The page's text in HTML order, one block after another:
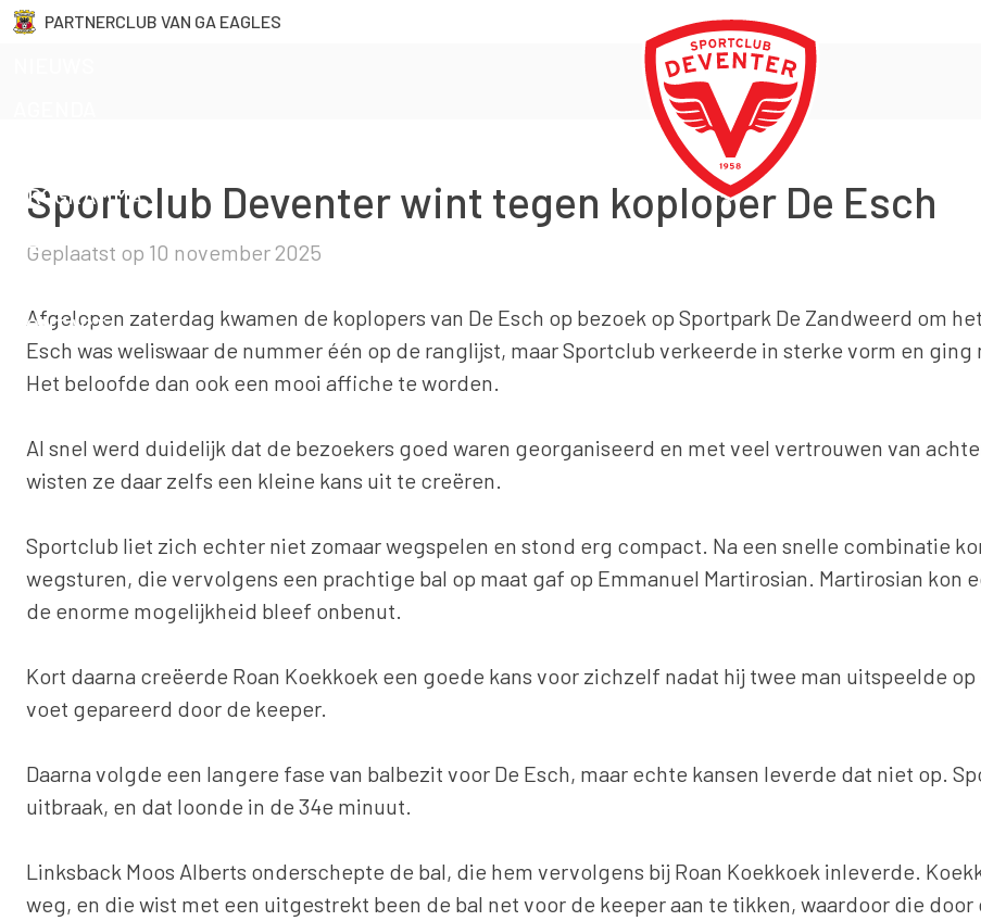
Skip PARTNERCLUB VAN GA EAGLES
PROGRAMMA
CLUB INFO
CONTACT
Sportclub Deventer wint tegen koploper De Esch
Geplaatst op 10 november 2025
Afgelopen zaterdag kwamen de koplopers van De Esch op bezoek op Sportpark De Zandweerd om
Esch was weliswaar de nummer één op de ranglijst, maar Sportclub verkeerde in sterke vorm en
Het beloofde dan ook een mooi affiche te worden.
Al snel werd duidelijk dat de bezoekers goed waren georganiseerd en met veel vertrouwen van
wisten ze daar zelfs een kleine kans uit te creëren.
Sportclub liet zich echter niet zomaar wegspelen en stond erg compact. Na een snelle combinatie
wegsturen, die vervolgens een prachtige bal op maat gaf op Emmanuel Martirosian. Martirosian
de enorme mogelijkheid bleef onbenut.
Kort daarna creëerde Roan Koekkoek een goede kans voor zichzelf nadat hij twee man uitspeelde
voet gepareerd door de keeper.
Daarna volgde een langere fase van balbezit voor De Esch, maar echte kansen leverde dat niet op.
uitbraak, en dat loonde in de 34e minuut.
Linksback Moos Alberts onderschepte de bal, die hem vervolgens bij Roan Koekkoek inleverde.
weg, en die wist met een uitgestrekt been de bal net voor de keeper aan te tikken, waardoor die